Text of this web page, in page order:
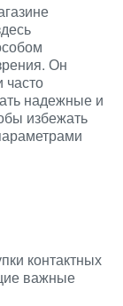
Он
часто
надежные и
избежать
контактных
важные